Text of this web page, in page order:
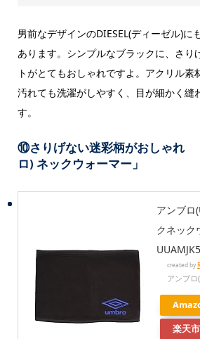
男前なデザインのDIESEL(ディーゼル)に
あります。シンプルなブラックに、さり
トがとてもおしゃれですよ。アクリル素
汚れても洗濯がしやすく、目が細かく縫
す。
⑩さりげない迷彩柄がおしゃれ
ロ) ネックウォーマー」
アンブロ
クネック
created by
アンブロ
楽天